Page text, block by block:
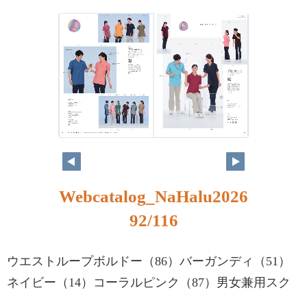
Webcatalog_NaHalu2026
92/116
ウエストループボルドー（86）バーガンディ（51）
ネイビー（14）コーラルピンク（87）男女兼用スク